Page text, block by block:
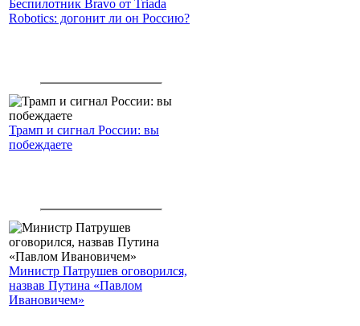
Беспилотник Bravo от Triada
Robotics: догонит ли он Россию?
Трамп и сигнал России: вы
побеждаете
Министр Патрушев оговорился,
назвав Путина «Павлом
Ивановичем»